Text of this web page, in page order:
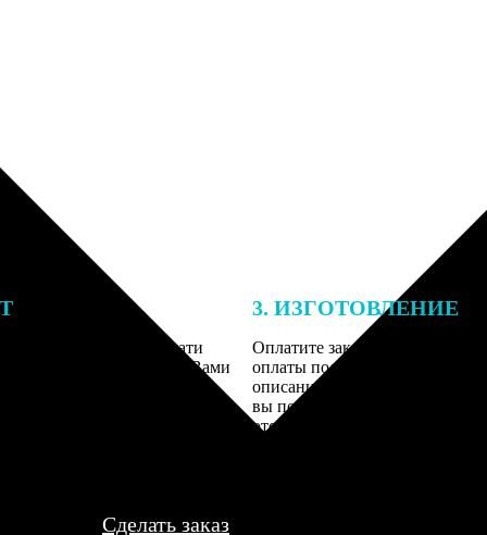
заказа к печати
могут связаться с Вами
3. ИЗГОТОВЛЕНИЕ
Оплатите заказ банковской
оплаты получите
описанием заказа. Когда
вы получите письмо с трек-
отслеживания.
Сделать заказ